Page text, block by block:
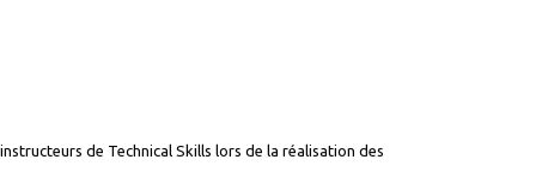
de Technical Skills lors de la réalisation des